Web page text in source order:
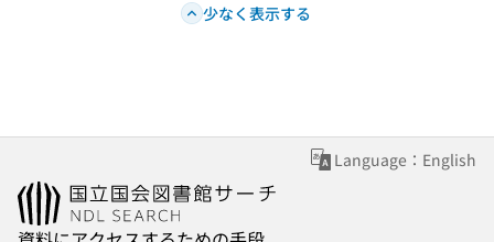
少なく表示する
Language：English